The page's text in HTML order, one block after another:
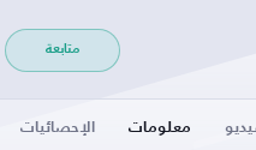
متابعة
معلومات الإحصائيات